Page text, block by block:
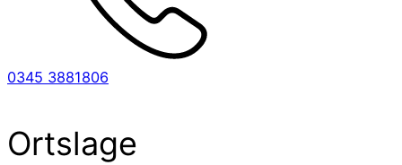
0345 3881806
Ortslage